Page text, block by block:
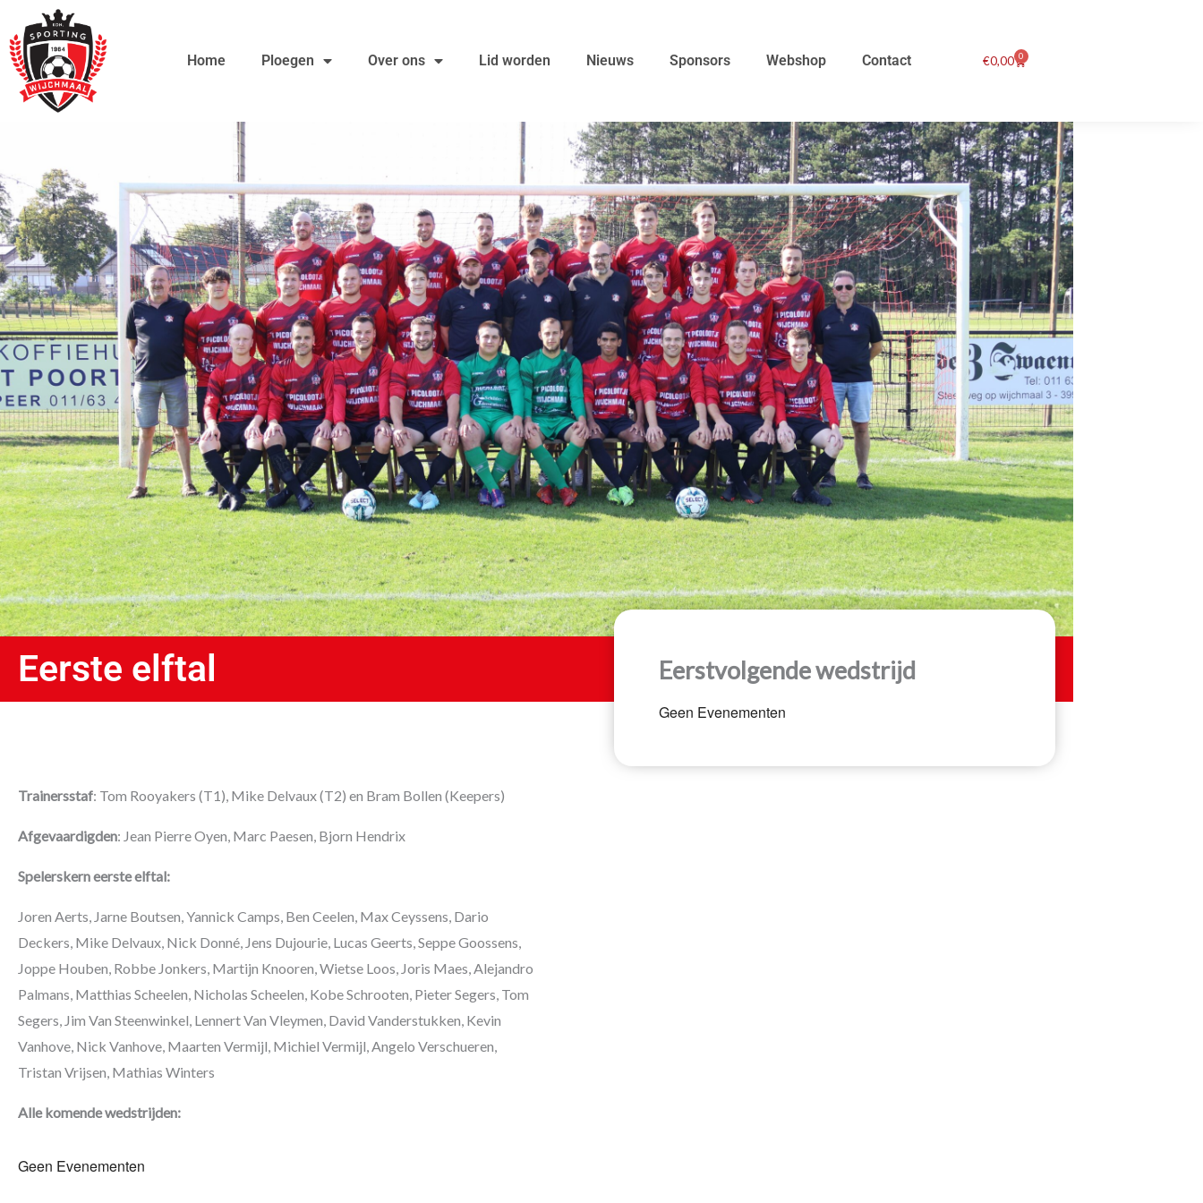
inhoud
naar
de
inhoud
Home Ploegen Over ons Lid worden Nieuws Sponsors Webshop Contact €0,00 0
Winkelwagen
Eerste elftal
Trainersstaf: Tom Rooyakers (T1), Mike Delvaux (T2) en Bram Bollen (Keepers)
Afgevaardigden: Jean Pierre Oyen, Marc Paesen, Bjorn Hendrix
Spelerskern eerste elftal:
Joren Aerts, Jarne Boutsen, Yannick Camps, Ben Ceelen, Max Ceyssens, Dario
Deckers, Mike Delvaux, Nick Donné, Jens Dujourie, Lucas Geerts, Seppe Goossens,
Joppe Houben, Robbe Jonkers, Martijn Knooren, Wietse Loos, Joris Maes, Alejandro
Palmans, Matthias Scheelen, Nicholas Scheelen, Kobe Schrooten, Pieter Segers, Tom
Segers, Jim Van Steenwinkel, Lennert Van Vleymen, David Vanderstukken, Kevin
Vanhove, Nick Vanhove, Maarten Vermijl, Michiel Vermijl, Angelo Verschueren,
Tristan Vrijsen, Mathias Winters
Alle komende wedstrijden:
Geen Evenementen
Eerstvolgende wedstrijd
Geen Evenementen